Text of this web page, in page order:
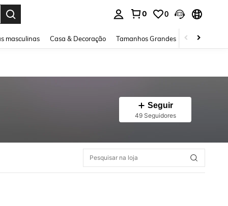
0 0
masculinas Casa & Decoração Tamanhos Grandes Joias e
Seguir
49 Seguidores